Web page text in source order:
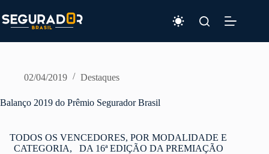
para
o
02/04/2019 Destaques
Balanço 2019 do Prêmio Segurador Brasil
TODOS OS VENCEDORES, POR MODALIDADE E
CATEGORIA, DA 16ª EDIÇÃO DA PREMIAÇÃO